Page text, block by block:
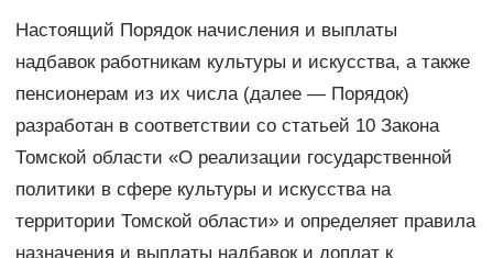
Настоящий Порядок начисления и выплаты
надбавок работникам культуры и искусства, а также
пенсионерам из их числа (далее — Порядок)
разработан в соответствии со статьей 10 Закона
Томской области «О реализации государственной
политики в сфере культуры и искусства на
территории Томской области» и определяет правила
назначения и выплаты надбавок и доплат к